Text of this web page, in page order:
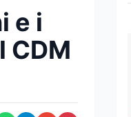
e i
CDM